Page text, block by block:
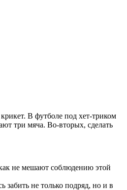
три мяча. Во-вторых, сделать
не мешают соблюдению этой
забить не только подряд, но и в